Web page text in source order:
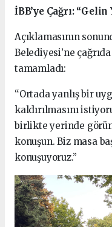
İBB’ye Çağrı:
Açıklamasının
Belediyesi’ne
tamamladı:
“Ortada yanlış bir
kaldırılmasını
birlikte yerinde
konuşun. Biz masa
konuşuyoruz.”